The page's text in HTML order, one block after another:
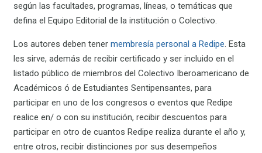
según las facultades, programas, líneas, o temáticas que
defina el Equipo Editorial de la institución o Colectivo.
Los autores deben tener membresía personal a Redipe. Esta
les sirve, además de recibir certificado y ser incluido en el
listado público de miembros del Colectivo Iberoamericano de
Académicos ó de Estudiantes Sentipensantes, para
participar en uno de los congresos o eventos que Redipe
realice en/ o con su institución, recibir descuentos para
participar en otro de cuantos Redipe realiza durante el año y,
entre otros, recibir distinciones por sus desempeños